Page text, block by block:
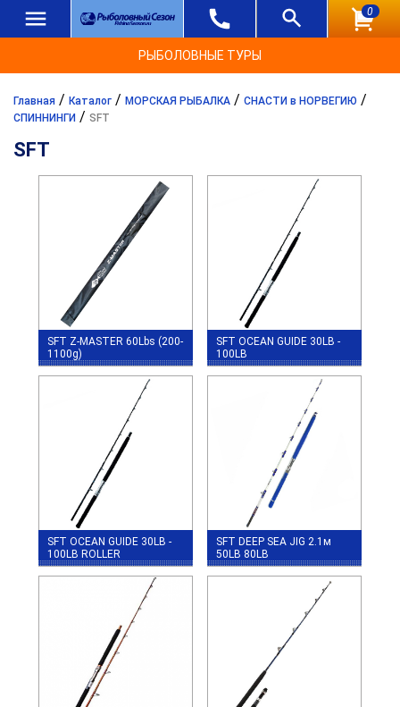
0
РЫБОЛОВНЫЕ ТУРЫ
Главная / Каталог / МОРСКАЯ РЫБАЛКА / СНАСТИ в НОРВЕГИЮ /
СПИННИНГИ / SFT
SFT
SFT Z-MASTER 60Lbs (200-
1100g)
SFT OCEAN GUIDE 30LB -
100LB
SFT OCEAN GUIDE 30LB -
100LB ROLLER
SFT DEEP SEA JIG 2.1м
50LB 80LB